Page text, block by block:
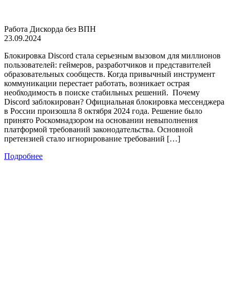
Работа Дискорда без ВПН
23.09.2024
Блокировка Discord стала серьезным вызовом для миллионов
пользователей: геймеров, разработчиков и представителей
образовательных сообществ. Когда привычный инструмент
коммуникации перестает работать, возникает острая
необходимость в поиске стабильных решений. Почему
Discord заблокирован? Официальная блокировка мессенджера
в России произошла 8 октября 2024 года. Решение было
принято Роскомнадзором на основании невыполнения
платформой требований законодательства. Основной
претензией стало игнорирование требований […]
Подробнее